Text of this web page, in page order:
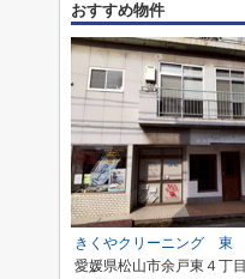
おすすめ物件
きくやクリーニング 東
愛媛県松山市余戸東４丁目